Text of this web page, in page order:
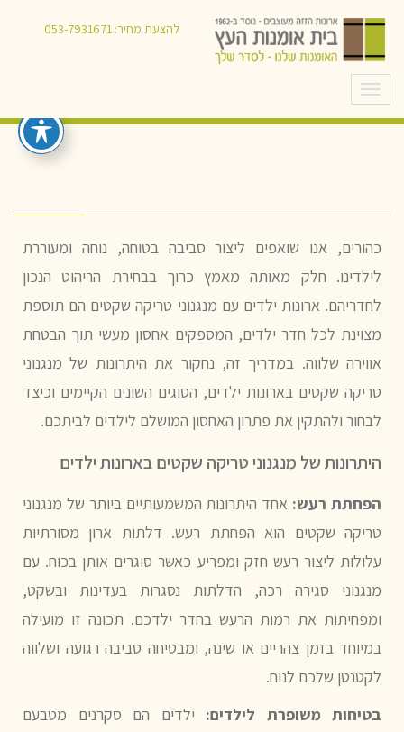
להצעת מחיר:053-7931671
תפריט
ארונות ילדים עם מנגנוני טריקה שקטה:
פתרונות אחסון שקטים וידידותיים
לילדים
כהורים, אנו שואפים ליצור סביבה בטוחה, נוחה ומעוררת
לילדינו. חלק מאותה מאמץ כרוך בבחירת הריהוט הנכון
לחדריהם. ארונות ילדים עם מנגנוני טריקה שקטים הם תוספת
מצוינת לכל חדר ילדים, המספקים אחסון מעשי תוך הבטחת
אווירה שלווה. במדריך זה, נחקור את היתרונות של מנגנוני
טריקה שקטים בארונות ילדים, הסוגים השונים הקיימים וכיצד
לבחור ולהתקין את פתרון האחסון המושלם לילדים לביתכם.
היתרונות של מנגנוני טריקה שקטים בארונות ילדים
הפחתת רעש: אחד היתרונות המשמעותיים ביותר של מנגנוני
טריקה שקטים הוא הפחתת רעש. דלתות ארון מסורתיות
עלולות ליצור רעש חזק ומפריע כאשר סוגרים אותן בכוח. עם
מנגנוני סגירה רכה, הדלתות נסגרות בעדינות ובשקט,
ומפחיתות את רמות הרעש בחדר ילדכם. תכונה זו מועילה
במיוחד בזמן צהריים או שינה, ומבטיחה סביבה רגועה ושלווה
לקטנטן שלכם לנוח.
בטיחות משופרת לילדים:
ילדים הם סקרנים מטבעם